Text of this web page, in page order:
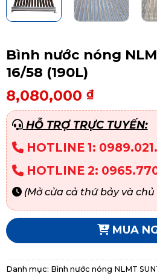
Bình nước nóng
16/58 (190L)
8,080,000 ₫
HỖ TRỢ TRỰC TUYẾN:
HOTLINE 1:
HOTLINE 2:
(Mở cửa cả thứ bảy và
MUA
Danh mục: Bình nước nóng NLMT